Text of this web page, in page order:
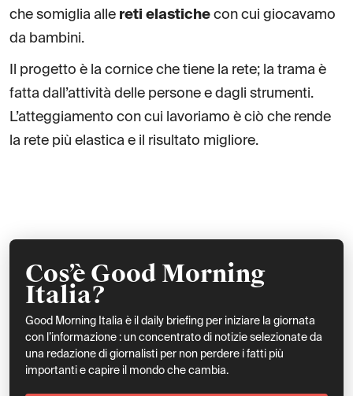
che somiglia alle reti elastiche con cui giocavamo
da bambini.
Il progetto è la cornice che tiene la rete; la trama è
fatta dall’attività delle persone e dagli strumenti.
L’atteggiamento con cui lavoriamo è ciò che rende
la rete più elastica e il risultato migliore.
Cos’è Good Morning
Italia?
Good Morning Italia è il daily briefing per iniziare la giornata
con l’informazione : un concentrato di notizie selezionate da
una redazione di giornalisti per non perdere i fatti più
importanti e capire il mondo che cambia.